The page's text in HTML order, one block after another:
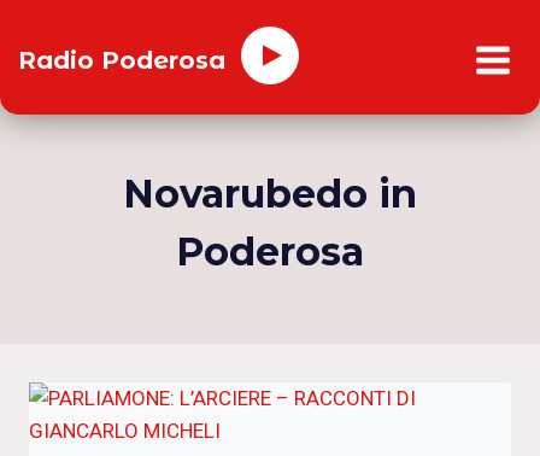
Radio Poderosa
Novarubedo in
Poderosa